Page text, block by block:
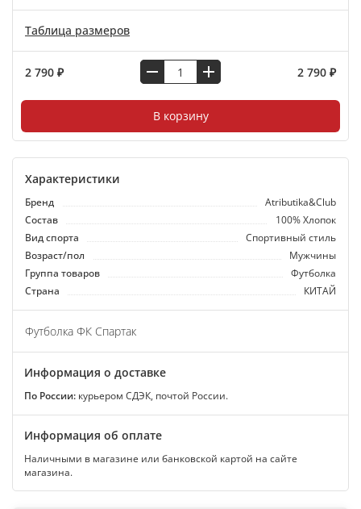
Таблица размеров
2 790 ₽ 2 790 ₽
В корзину
Характеристики
Бренд
Atributika&Club
Состав
100% Хлопок
Вид спорта
Спортивный стиль
Возраст/пол
Мужчины
Группа товаров
Футболка
Страна
КИТАЙ
Футболка ФК Спартак
Информация о доставке
По России: курьером СДЭК, почтой России.
Информация об оплате
Наличными в магазине или банковской картой на сайте
магазина.